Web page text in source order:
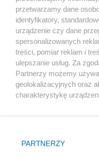
Kultura
X Facebook
przetwarzamy dane
identyfikatory,
urządzenie czy dane
spersonalizowanych
treści, pomiar reklam i
ulepszanie usług. Za
Partnerzy możemy
geolokalizacyjnych oraz
charakterystykę
zmienić/wycofać klikając
znajdujący się w lewym
PARTNERZY